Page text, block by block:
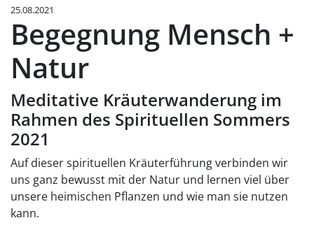
25.08.2021
Begegnung Mensch +
Natur
Meditative Kräuterwanderung im
Rahmen des Spirituellen Sommers
2021
Auf dieser spirituellen Kräuterführung verbinden wir
uns ganz bewusst mit der Natur und lernen viel über
unsere heimischen Pflanzen und wie man sie nutzen
kann.